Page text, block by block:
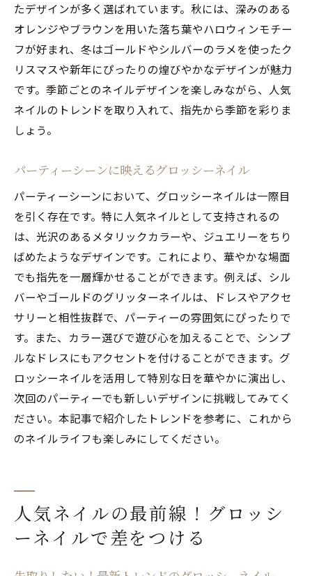
たデザインが多く選ばれています。秋には、深みのある
オレンジやブラウンを用いた落ち葉やハロウィンモチー
フが好まれ、冬はゴールドやシルバーのラメを使ったク
リスマスや新年にぴったりの煌びやかなデザインが魅力
です。季節ごとのネイルデザインを楽しみながら、人気
ネイルのトレンドを取り入れて、指先から季節を彩りま
しょう。
パーティーシーンに映えるグロッシーネイル
パーティーシーンにおいて、グロッシーネイルは一際目
を引く存在です。特に人気ネイルとして支持されるの
は、光沢のあるメタリックカラーや、ジュエリーをちり
ばめたようなデザインです。これにより、華やかな場面
でも指先を一層輝かせることができます。例えば、シル
バーやゴールドのグリッターネイルは、ドレスやアクセ
サリーと相性抜群で、パーティーの雰囲気にぴったりで
す。また、カラー選びで遊び心を加えることで、シンプ
ルなドレスにもアクセントを付けることができます。グ
ロッシーネイルを活用して特別な日を華やかに演出し、
次回のパーティーでも新しいデザインに挑戦してみてく
ださい。本記事で紹介したトレンドを参考に、これから
のネイルライフも楽しみにしてください。
人気ネイルの最前線！グロッシ
ーネイルで差をつける